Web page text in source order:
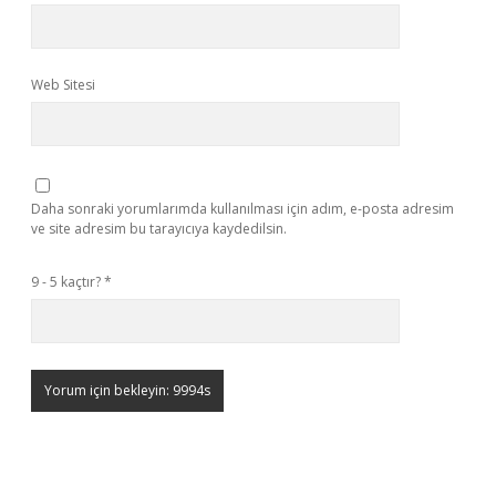
Web Sitesi
Daha sonraki yorumlarımda kullanılması için adım, e-posta adresim
ve site adresim bu tarayıcıya kaydedilsin.
9 - 5 kaçtır?*